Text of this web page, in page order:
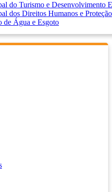
do Turismo e Desenvolvimento
dos Direitos Humanos e
de Água e Esgoto